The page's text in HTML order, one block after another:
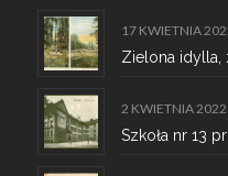
17 KWIETNIA
Zielona idylla,
2 KWIETNIA 2022
Szkoła nr 13